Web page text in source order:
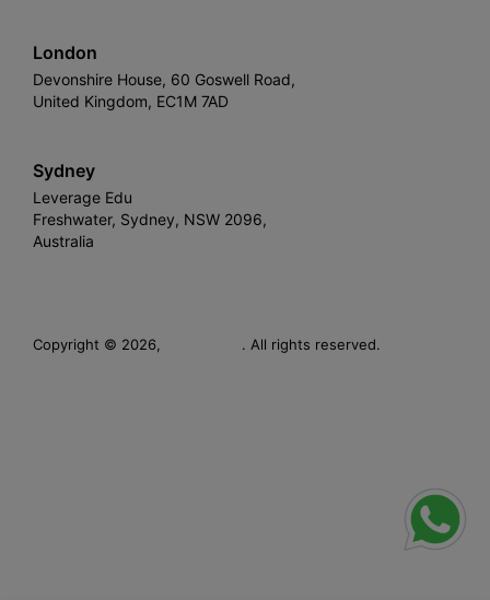
London
Devonshire House, 60 Goswell Road,
United Kingdom, EC1M 7AD
Sydney
Leverage Edu
Freshwater, Sydney, NSW 2096,
Australia
Copyright © 2026, . All rights reserved.